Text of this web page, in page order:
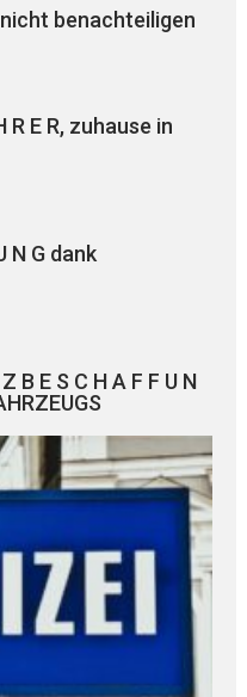
nicht benachteiligen
R E R, zuhause in
N G dank
B E S C H A F F U N